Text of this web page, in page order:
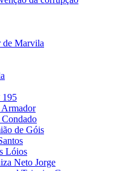
de Marvila
195
de Góis
Lóios
Neto Jorge